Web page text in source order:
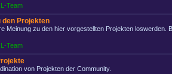
Team
den Projekten
Meinung zu den hier vorgestellten Projekten loswerden.
Team
von Projekten der Community.